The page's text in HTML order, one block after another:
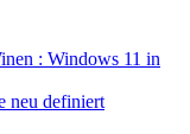
: Windows 11 in
neu definiert